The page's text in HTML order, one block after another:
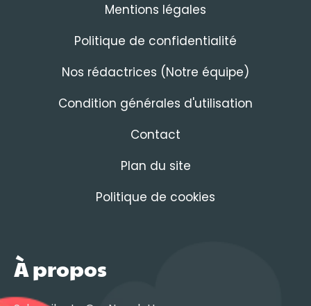
Mentions légales
Politique de confidentialité
Nos rédactrices (Notre équipe)
Condition générales d'utilisation
Contact
Plan du site
Politique de cookies
À propos